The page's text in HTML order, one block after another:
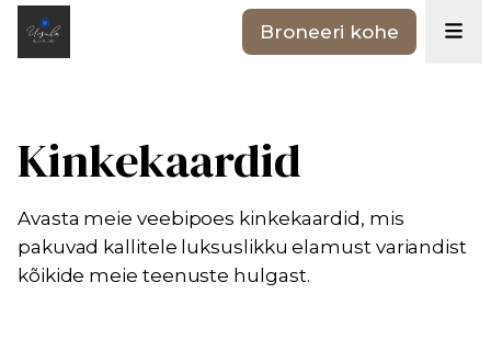
Broneeri kohe
Kinkekaardid
Avasta meie veebipoes kinkekaardid, mis
pakuvad kallitele luksuslikku elamust variandist
kõikide meie teenuste hulgast.